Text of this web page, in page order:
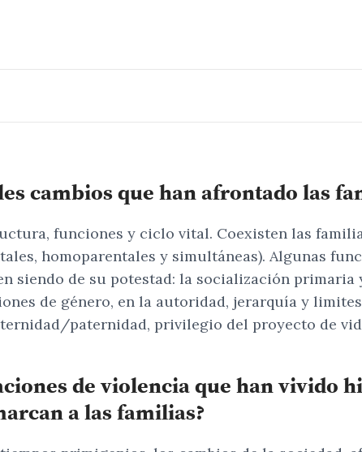
cambios que han afrontado las
funciones y ciclo vital. Coexisten las
homoparentales y simultáneas). Algunas
siendo de su potestad: la socialización
de género, en la autoridad, jerarquía y
paternidad, privilegio del proyecto de
de violencia que han vivido
a las familias?